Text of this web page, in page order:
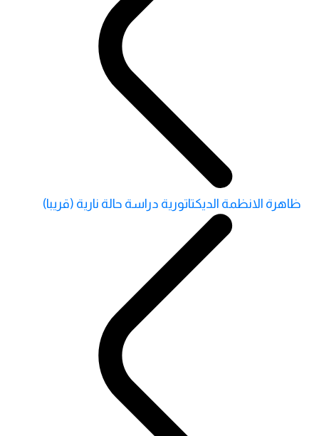
ظاهرة الانظمة الديكتاتورية دراسة حالة نارية (قريبا)